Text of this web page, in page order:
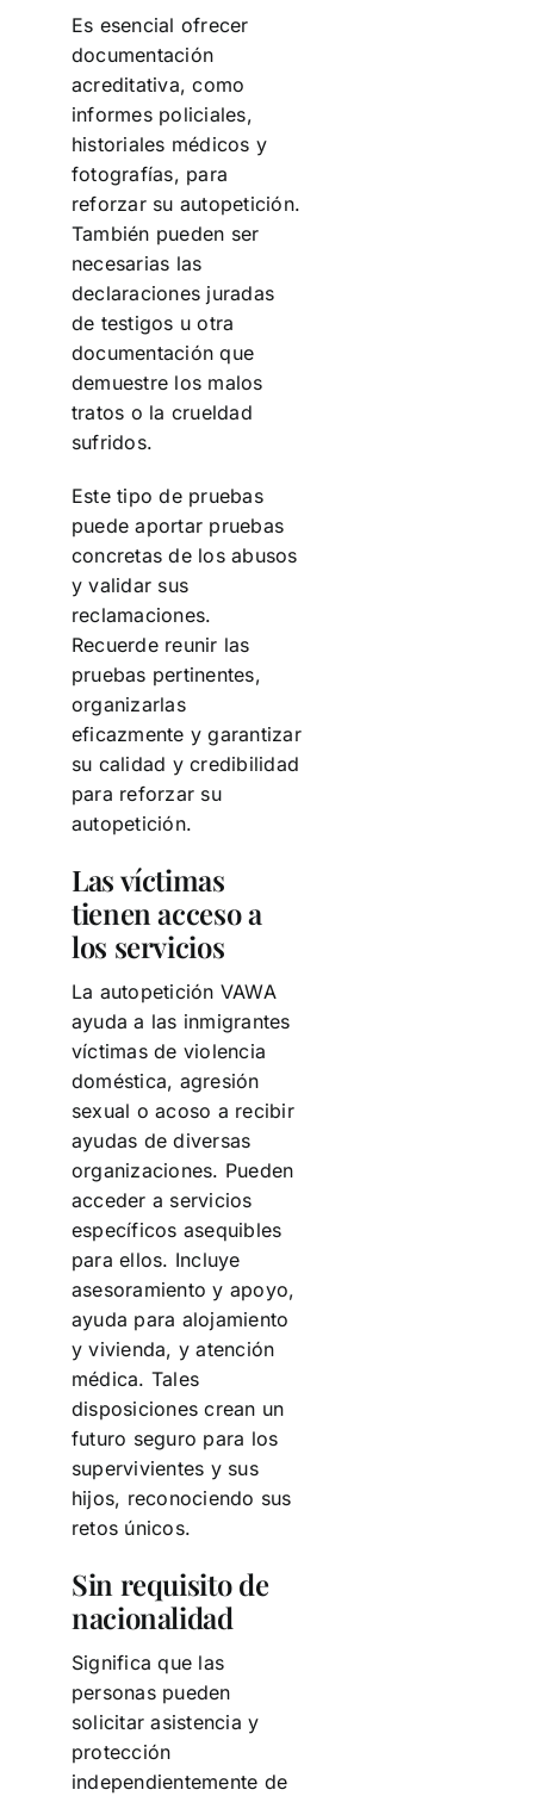
Es esencial ofrecer
documentación
acreditativa, como
informes policiales,
historiales médicos y
fotografías, para
reforzar su autopetición.
También pueden ser
necesarias las
declaraciones juradas
de testigos u otra
documentación que
demuestre los malos
tratos o la crueldad
sufridos.
Este tipo de pruebas
puede aportar pruebas
concretas de los abusos
y validar sus
reclamaciones.
Recuerde reunir las
pruebas pertinentes,
organizarlas
eficazmente y garantizar
su calidad y credibilidad
para reforzar su
autopetición.
Las víctimas
tienen acceso a
los servicios
La autopetición VAWA
ayuda a las inmigrantes
víctimas de violencia
doméstica, agresión
sexual o acoso a recibir
ayudas de diversas
organizaciones. Pueden
acceder a servicios
específicos asequibles
para ellos. Incluye
asesoramiento y apoyo,
ayuda para alojamiento
y vivienda, y atención
médica. Tales
disposiciones crean un
futuro seguro para los
supervivientes y sus
hijos, reconociendo sus
retos únicos.
Sin requisito de
nacionalidad
Significa que las
personas pueden
solicitar asistencia y
protección
independientemente de